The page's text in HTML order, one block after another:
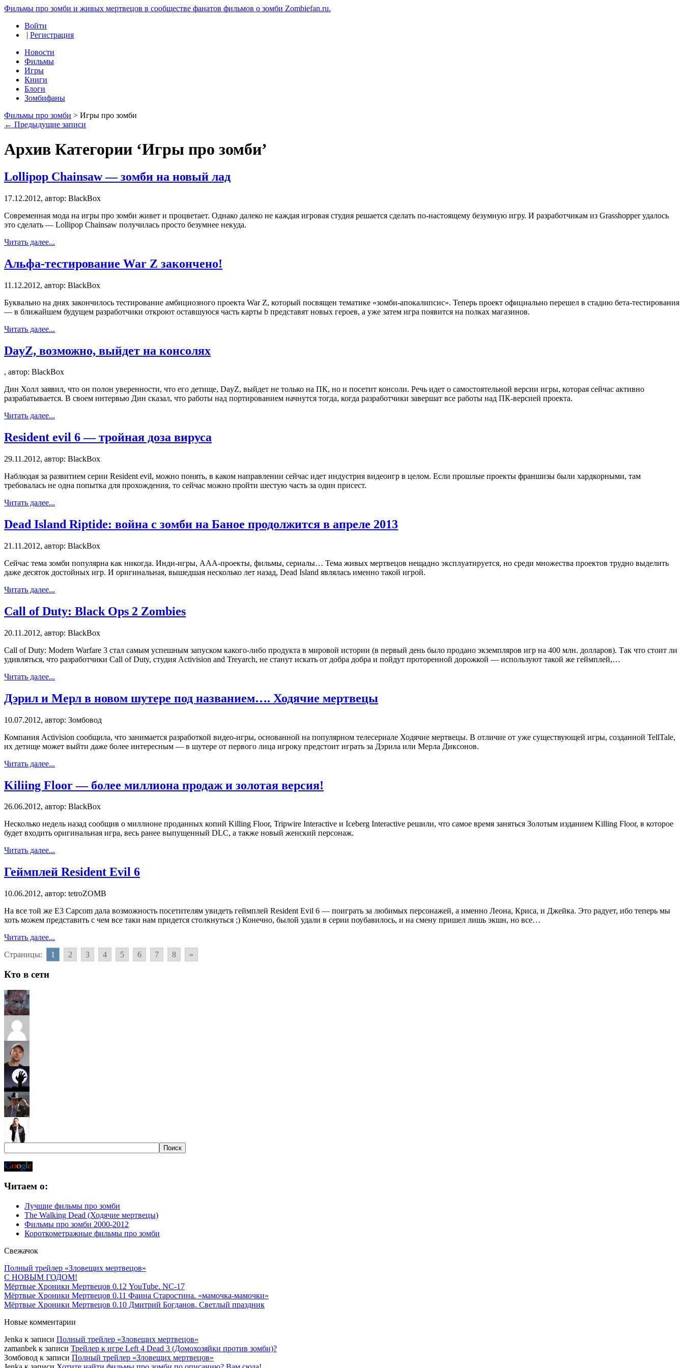
Фильмы про зомби и живых мертвецов в сообществе фанатов фильмов о зомби Zombiefan.ru.
Войти
| Регистрация
Новости
Фильмы
Игры
Книги
Блоги
Зомбифаны
Фильмы про зомби > Игры про зомби
← Предыдущие записи
Архив Категории ‘Игры про зомби’
Lollipop Chainsaw — зомби на новый лад
17.12.2012, автор: BlackBox
Современная мода на игры про зомби живет и процветает. Однако далеко не каждая игровая студия решается сделать по-настоящему безумную игру. И разработчикам из Grasshopper удалось
это сделать — Lollipop Chainsaw получилась просто безумнее некуда.
Читать далее...
Альфа-тестирование War Z закончено!
11.12.2012, автор: BlackBox
Буквально на днях закончилось тестирование амбициозного проекта War Z, который посвящен тематике «зомби-апокалипсис». Теперь проект официально перешел в стадию бета-тестирования
— в ближайшем будущем разработчики откроют оставшуюся часть карты b представят новых героев, а уже затем игра появится на полках магазинов.
Читать далее...
DayZ, возможно, выйдет на консолях
, автор: BlackBox
Дин Холл заявил, что он полон уверенности, что его детище, DayZ, выйдет не только на ПК, но и посетит консоли. Речь идет о самостоятельной версии игры, которая сейчас активно
разрабатывается. В своем интервью Дин сказал, что работы над портированием начнутся тогда, когда разработчики завершат все работы над ПК-версией проекта.
Читать далее...
Resident evil 6 — тройная доза вируса
29.11.2012, автор: BlackBox
Наблюдая за развитием серии Resident evil, можно понять, в каком направлении сейчас идет индустрия видеоигр в целом. Если прошлые проекты франшизы были хардкорными, там
требовалась не одна попытка для прохождения, то сейчас можно пройти шестую часть за один присест.
Читать далее...
Dead Island Riptide: война с зомби на Баное продолжится в апреле 2013
21.11.2012, автор: BlackBox
Сейчас тема зомби популярна как никогда. Инди-игры, ААА-проекты, фильмы, сериалы… Тема живых мертвецов нещадно эксплуатируется, но среди множества проектов трудно выделить
даже десяток достойных игр. И оригинальная, вышедшая несколько лет назад, Dead Island являлась именно такой игрой.
Читать далее...
Call of Duty: Black Ops 2 Zombies
20.11.2012, автор: BlackBox
Call of Duty: Modern Warfare 3 стал самым успешным запуском какого-либо продукта в мировой истории (в первый день было продано экземпляров игр на 400 млн. долларов). Так что стоит ли
удивляться, что разработчики Call of Duty, студия Activision and Treyarch, не станут искать от добра добра и пойдут проторенной дорожкой — используют такой же геймплей,…
Читать далее...
Дэрил и Мерл в новом шутере под названием…. Ходячие мертвецы
10.07.2012, автор: Зомбовод
Компания Activision сообщила, что занимается разработкой видео-игры, основанной на популярном телесериале Ходячие мертвецы. В отличие от уже существующей игры, созданной TellTale,
их детище может выйти даже более интересным — в шутере от первого лица игроку предстоит играть за Дэрила или Мерла Диксонов.
Читать далее...
Kiliing Floor — более миллиона продаж и золотая версия!
26.06.2012, автор: BlackBox
Несколько недель назад сообщив о миллионе проданных копий Killing Floor, Tripwire Interactive и Iceberg Interactive решили, что самое время заняться Золотым изданием Killing Floor, в которое
будет входить оригинальная игра, весь ранее выпущенный DLC, а также новый женский персонаж.
Читать далее...
Геймплей Resident Evil 6
10.06.2012, автор: tetroZOMB
На все той же Е3 Capcom дала возможность посетителям увидеть геймплей Resident Evil 6 — поиграть за любимых персонажей, а именно Леона, Криса, и Джейка. Это радует, ибо теперь мы
хоть можем представить с чем все таки нам придется столкнуться ;) Конечно, былой удали в серии поубавилось, и на смену пришел лишь экшн, но все…
Читать далее...
Страницы:
1 2 3 4 5 6 7 8 »
Кто в сети
Читаем о:
Лучшие фильмы про зомби
The Walking Dead (Ходячие мертвецы)
Фильмы про зомби 2000-2012
Короткометражные фильмы про зомби
Свежачок
Полный трейлер «Зловещих мертвецов»
С НОВЫМ ГОДОМ!
Мёртвые Хроники Мертвецов 0.12 YouTube. NC-17
Мёртвые Хроники Мертвецов 0.11 Фаина Старостина. «мамочка-мамочки»
Мёртвые Хроники Мертвецов 0.10 Дмитрий Богданов. Светлый праздник
Новые комментарии
Jenka к записи Полный трейлер «Зловещих мертвецов»
zamanbek к записи Трейлер к игре Left 4 Dead 3 (Домохозяйки против зомби)?
Зомбовод к записи Полный трейлер «Зловещих мертвецов»